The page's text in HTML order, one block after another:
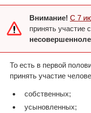
Внимание! С 7
принять участие
То есть в первой
принять участие
собственных;
усыновленных;